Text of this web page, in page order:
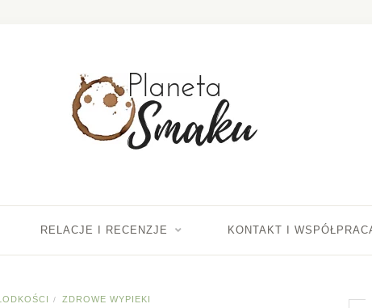
RELACJE I RECENZJE KONTAKT I
/ ZDROWE WYPIEKI